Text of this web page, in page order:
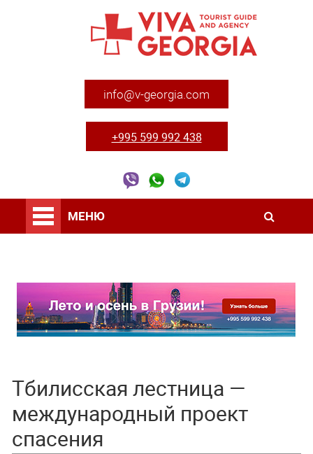
info@v-georgia.com
+995 599 992 438
МЕНЮ
Тбилисская лестница —
международный проект
спасения